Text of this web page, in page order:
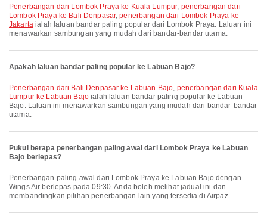
penerbangan dari Lombok Praya ke Kuala Lumpur, penerbangan dari
Lombok Praya ke Bali Denpasar,penerbangan dari Lombok Praya ke
Jakartaialah laluan bandar paling popular dari Lombok Praya. Laluan ini
menawarkan sambungan yang mudah dari bandar-bandar utama.
Apakah laluan bandar paling popular ke Labuan Bajo?
penerbangan dari Bali Denpasar ke Labuan Bajo, penerbangan dari Kuala
Lumpur ke Labuan Bajoialah laluan bandar paling popular ke Labuan
Bajo. Laluan ini menawarkan sambungan yang mudah dari bandar-bandar
utama.
Pukul berapa penerbangan paling awal dari Lombok Praya ke Labuan
Bajo berlepas?
Penerbangan paling awal dari Lombok Praya ke Labuan Bajo dengan
Wings Air berlepas pada 09:30. Anda boleh melihat jadual ini dan
membandingkan pilihan penerbangan lain yang tersedia di Airpaz.